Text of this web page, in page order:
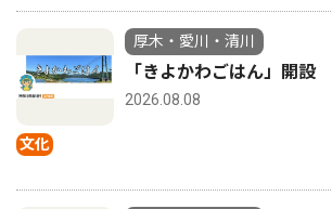
文化
厚木・愛川・清川
「きよかわごはん」開設
2026.08.08